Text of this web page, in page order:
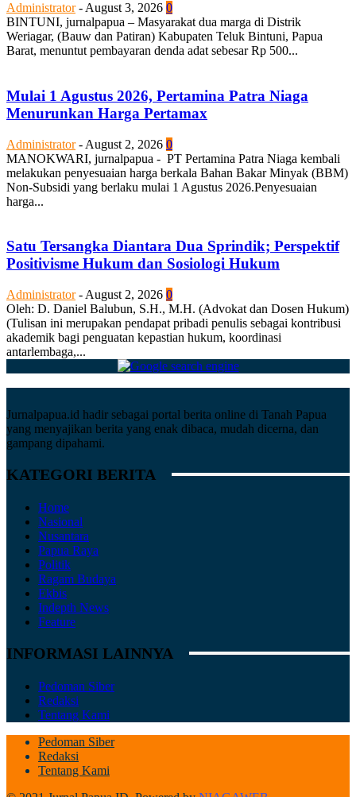
Administrator - August 3, 2026 0
BINTUNI, jurnalpapua – Masyarakat dua marga di Distrik
Weriagar, (Bauw dan Patiran) Kabupaten Teluk Bintuni, Papua
Barat, menuntut pembayaran denda adat sebesar Rp 500...
Mulai 1 Agustus 2026, Pertamina Patra Niaga
Menurunkan Harga Pertamax
Administrator - August 2, 2026 0
MANOKWARI, jurnalpapua - PT Pertamina Patra Niaga kembali
melakukan penyesuaian harga berkala Bahan Bakar Minyak (BBM)
Non-Subsidi yang berlaku mulai 1 Agustus 2026.Penyesuaian
harga...
Satu Tersangka Diantara Dua Sprindik; Perspektif
Positivisme Hukum dan Sosiologi Hukum
Administrator - August 2, 2026 0
Oleh: D. Daniel Balubun, S.H., M.H. (Advokat dan Dosen Hukum)
(Tulisan ini merupakan pendapat pribadi penulis sebagai kontribusi
akademik bagi penguatan kepastian hukum, koordinasi
antarlembaga,...
Jurnalpapua.id hadir sebagai portal berita online di Tanah Papua
yang menyajikan berita yang enak dibaca, mudah dicerna, dan
gampang dipahami.
KATEGORI BERITA
Home
Nasional
Nusantara
Papua Raya
Politik
Ragam Budaya
Ekbis
Indepth News
Feature
INFORMASI LAINNYA
Pedoman Siber
Redaksi
Tentang Kami
Pedoman Siber
Redaksi
Tentang Kami